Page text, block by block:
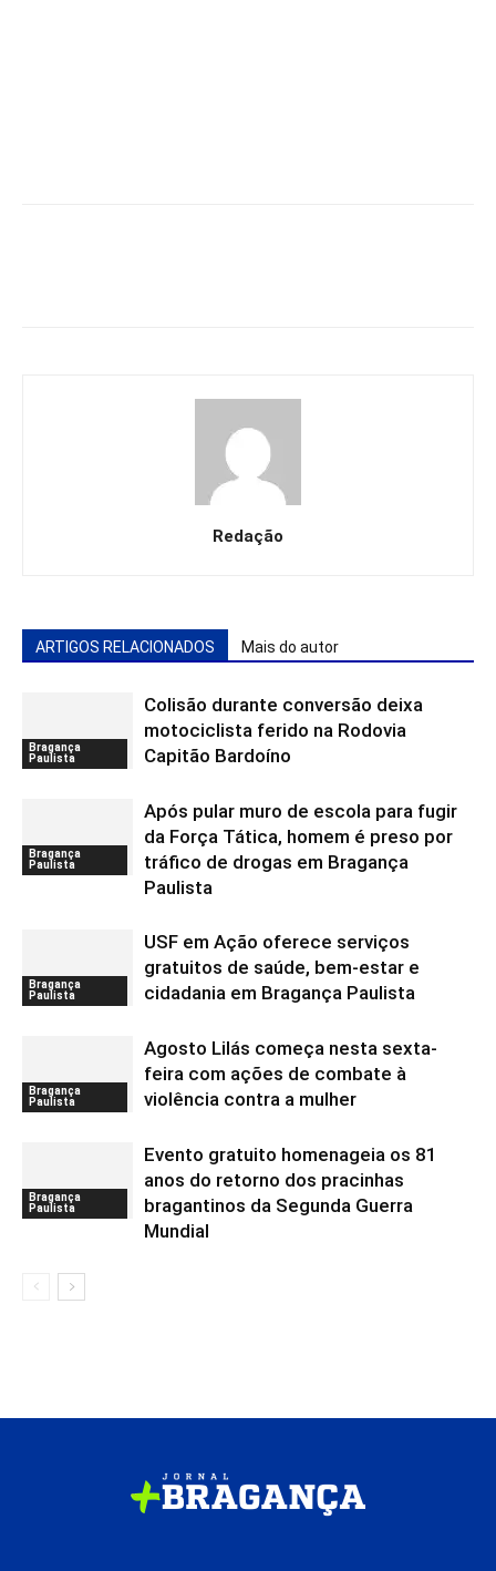
Redação
ARTIGOS RELACIONADOS Mais do autor
Bragança
Paulista
Colisão durante conversão deixa
motociclista ferido na Rodovia
Capitão Bardoíno
Bragança
Paulista
Após pular muro de escola para fugir
da Força Tática, homem é preso por
tráfico de drogas em Bragança
Paulista
Bragança
Paulista
USF em Ação oferece serviços
gratuitos de saúde, bem-estar e
cidadania em Bragança Paulista
Bragança
Paulista
Agosto Lilás começa nesta sexta-
feira com ações de combate à
violência contra a mulher
Bragança
Paulista
Evento gratuito homenageia os 81
anos do retorno dos pracinhas
bragantinos da Segunda Guerra
Mundial